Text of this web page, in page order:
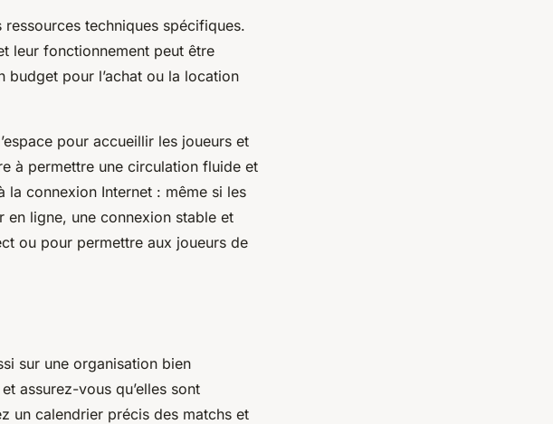
techniques spécifiques.
leur fonctionnement peut être
pour l’achat ou la location
pour accueillir les joueurs et
à permettre une circulation fluide et
la connexion Internet : même si les
ligne, une connexion stable et
ou pour permettre aux joueurs de
sur une organisation bien
assurez-vous qu’elles sont
un calendrier précis des matchs et